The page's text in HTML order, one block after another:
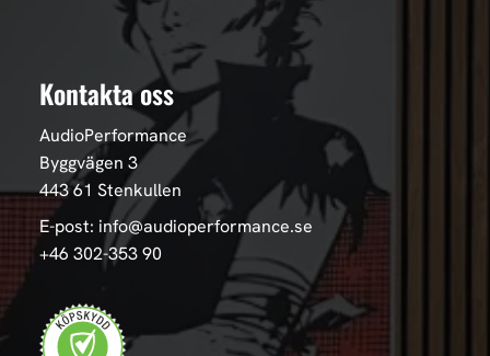
Kontakta oss
AudioPerformance
Byggvägen 3
443 61 Stenkullen
E-post: info@audioperformance.se
+46 302-353 90